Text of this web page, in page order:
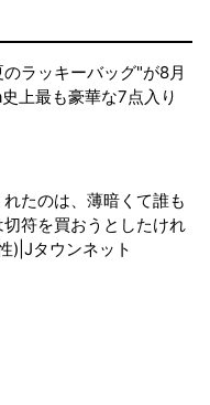
ラッキーバッグ"が8月
上最も豪華な7点入り
たのは、薄暗くて誰も
符を買おうとしたけれ
)|Jタウンネット